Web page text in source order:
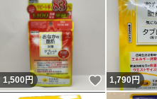
1,500円 いいね！
1,790円